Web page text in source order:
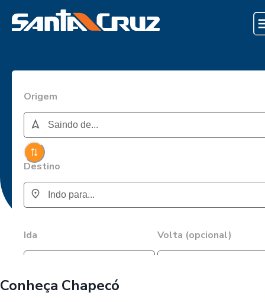
Origem
Destino
Ida Volta (opcional)
Conheça Chapecó